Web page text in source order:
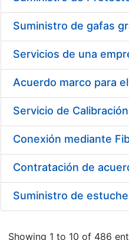
Show/Hide
Acuerdo marco para
Suministro de
Showing 1 to 10 of 486